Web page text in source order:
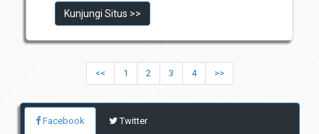
Kunjungi Situs >>
<< 1 2 3 4 >>
Facebook Twitter